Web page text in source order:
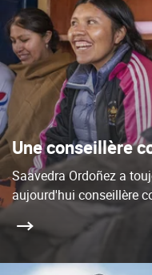
Une conseillère
Saavedra Ordoñez a
aujourd'hui conseillère